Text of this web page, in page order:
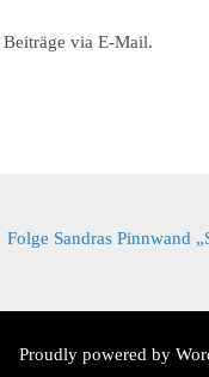
via E-Mail.
Folge Sandras Pinnwand
Proudly powered by